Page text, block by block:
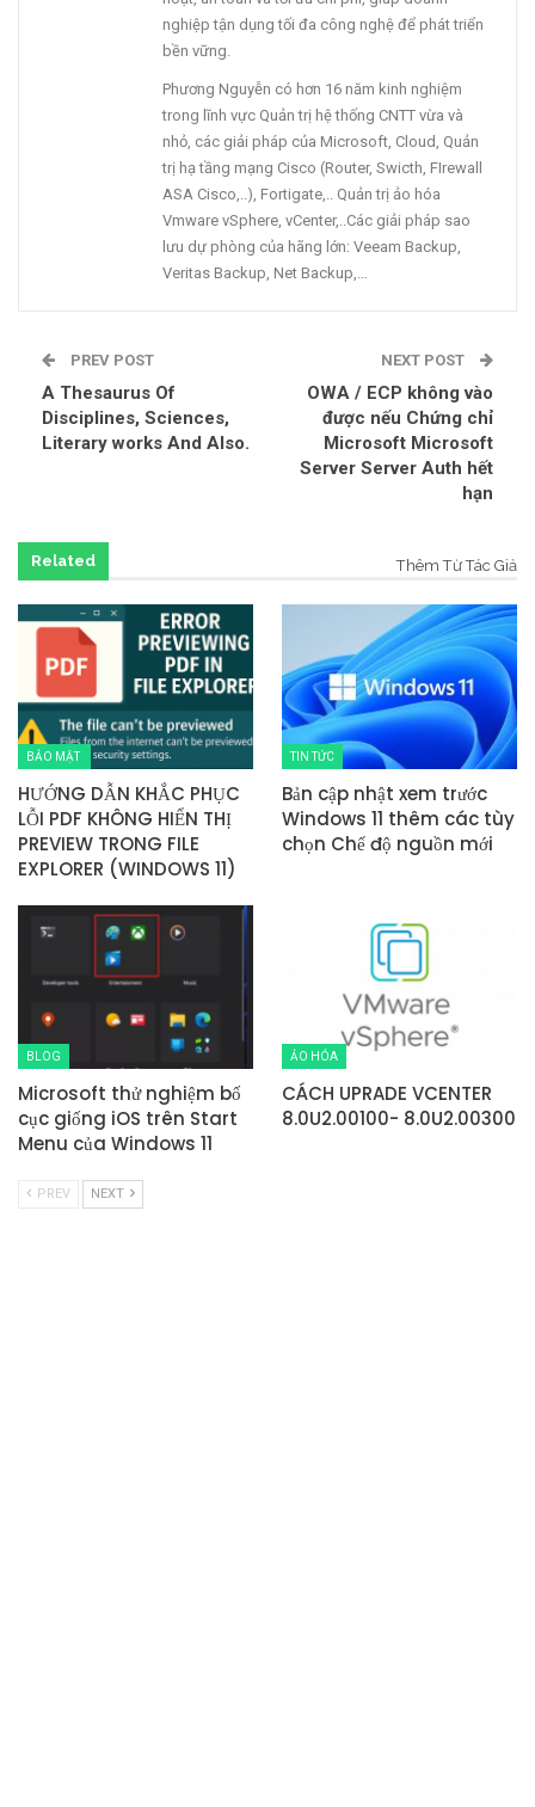
nghiệp tận dụng tối đa công nghệ để phát triển
bền vững.
Phương Nguyễn có hơn 16 năm kinh nghiệm
trong lĩnh vực Quản trị hệ thống CNTT vừa và
nhỏ, các giải pháp của Microsoft, Cloud, Quản
trị hạ tầng mạng Cisco (Router, Swicth, FIrewall
ASA Cisco,..), Fortigate,.. Quản trị ảo hóa
Vmware vSphere, vCenter,..Các giải pháp sao
lưu dự phòng của hãng lớn: Veeam Backup,
Veritas Backup, Net Backup,…
PREV POST
A Thesaurus Of
Disciplines, Sciences,
Literary works And Also.
NEXT POST
OWA / ECP không vào
được nếu Chứng chỉ
Microsoft Microsoft
Server Server Auth hết
hạn
Related Thêm Từ Tác Giả
BẢO MẬT
HƯỚNG DẪN KHẮC PHỤC
LỖI PDF KHÔNG HIỂN THỊ
PREVIEW TRONG FILE
EXPLORER (WINDOWS 11)
TIN TỨC
Bản cập nhật xem trước
Windows 11 thêm các tùy
chọn Chế độ nguồn mới
BLOG
Microsoft thử nghiệm bố
cục giống iOS trên Start
Menu của Windows 11
ẢO HÓA
CÁCH UPRADE VCENTER
8.0U2.00100- 8.0U2.00300
PREV NEXT